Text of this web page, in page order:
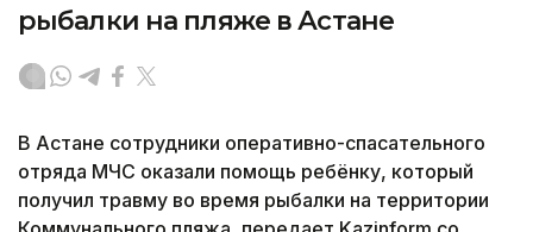
рыбалки на пляже в Астане
В Астане сотрудники оперативно-спасательного
отряда МЧС оказали помощь ребёнку, который
получил травму во время рыбалки на территории